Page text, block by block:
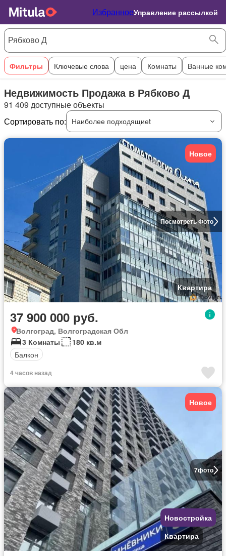
ИзбранноеУправление рассылкой
Фильтры Ключевые слова цена Комнаты Ванные
Недвижимость Продажа в Рябково Д
91 409 доступные объекты
Сортировать по:
Наиболее подходящиеt
Посмотреть Фото
Новое
Квартира
37 900 000 руб.
Волгоград, Волгоградская Обл
3 Комнаты
180 кв.м
Балкон
4 часов назад
7фото
Новое
Новостройка
Квартира